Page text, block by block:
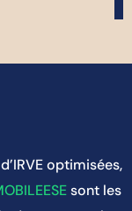
optimisées,
sont les